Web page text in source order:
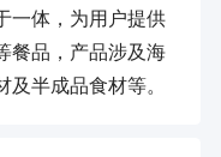
一体，为用户提供
餐品，产品涉及海
半成品食材等。